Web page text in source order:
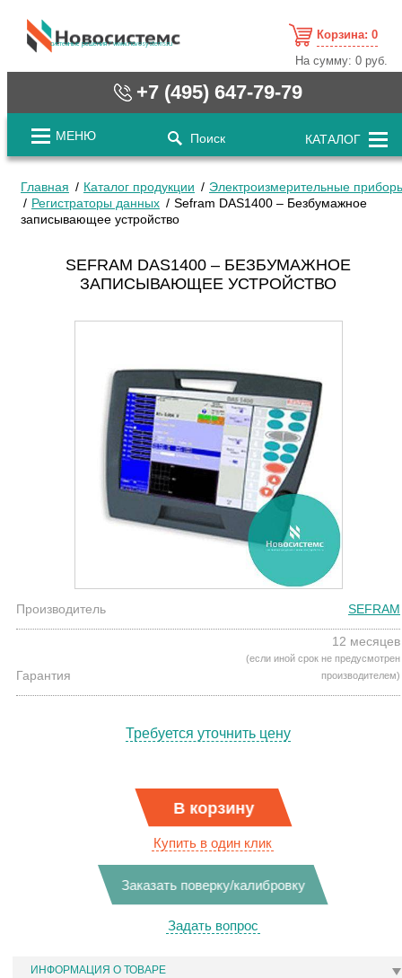
cистемные решения / www.novosystems.ru
Корзина: 0
На сумму:0 руб.
+7 (495) 647-79-79
МЕНЮ Поиск КАТАЛОГ
Главная Каталог продукции
Электроизмерительные
Регистраторы данных
Sefram DAS1400 – Безбумажное
записывающее устройство
SEFRAM DAS1400 – БЕЗБУМАЖНОЕ
ЗАПИСЫВАЮЩЕЕ УСТРОЙСТВО
Производитель SEFRAM
Гарантия
12 месяцев
(если иной срок не предусмотрен
производителем)
Требуется уточнить цену
В корзину
Купить в один клик
Заказать поверку/калибровку
Задать вопрос
ИНФОРМАЦИЯ О ТОВАРЕ